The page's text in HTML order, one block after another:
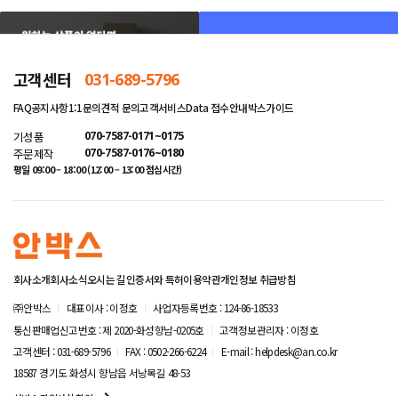
고객센터 031-689-5796
FAQ공지사항1:1문의견적 문의고객서비스Data 접수안내박스가이드
기성품 070-7587-0171~0175
주문제작 070-7587-0176~0180
평일 09:00 – 18:00 (12:00 – 13:00 점심시간)
회사소개회사소식오시는 길인증서와 특허이용약관개인정보 취급방침
㈜안박스
대표이사 : 이정호
사업자등록번호 : 124-86-18533
통신판매업신고번호 : 제 2020-화성향남-0205호
고객정보관리자 : 이정호
고객센터 : 031-689-5796
FAX : 0502-266-6224
E-mail : helpdesk@an.co.kr
18587 경기도 화성시 향남읍 서낭목길 48-53